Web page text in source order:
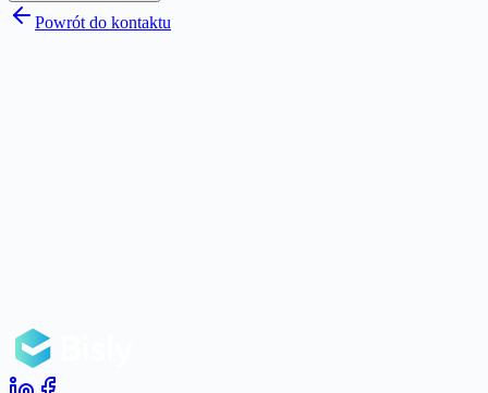
Powrót do kontaktu